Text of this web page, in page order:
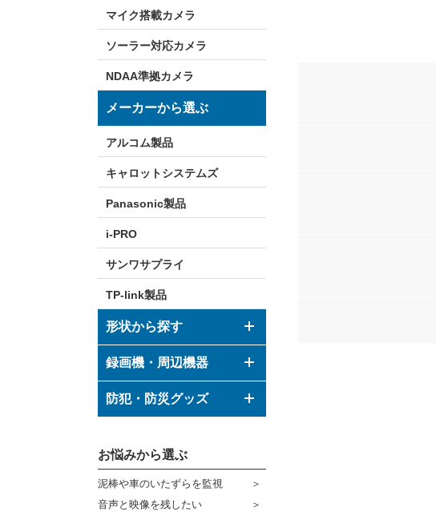
マイク搭載カメラ
ソーラー対応カメラ
NDAA準拠カメラ
メーカーから選ぶ
アルコム製品
キャロットシステムズ
Panasonic製品
i-PRO
サンワサプライ
TP-link製品
形状から探す
ドーム型カメラ
ボックス型カメラ
その他形状のカメラ
録画機・周辺機器
デジタルレコーダー
ハウジング
ブラケット
防犯・防災グッズ
防災グッズ
お悩みから選ぶ
泥棒や車のいたずらを監視
音声と映像を残したい